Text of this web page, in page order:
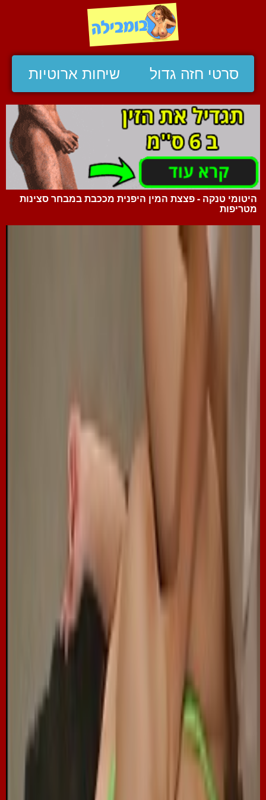
סרטי חזה גדול שיחות ארוטיות
היטומי טנקה - פצצת המין היפנית מככבת במבחר סצינות
מטריפות